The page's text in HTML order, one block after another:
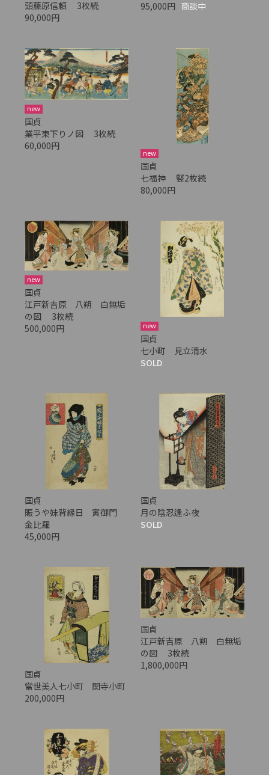
頭藤原信頼 3枚続
90,000円
95,000円 商談中
new
国貞
業平東下りノ図 3枚続
60,000円
new
国貞
七福神 竪2枚続
80,000円
new
国貞
江戸新吉原 八朔 白無垢
の図 3枚続
500,000円
new
国貞
七小町 見立清水
SOLD
国貞
賑うや妹背縁日 寅御門
金比羅
45,000円
国貞
月の陰忍逢ふ夜
SOLD
国貞
當世美人七小町 関寺小町
200,000円
国貞
江戸新吉原 八朔 白無垢
の図 3枚続
1,800,000円